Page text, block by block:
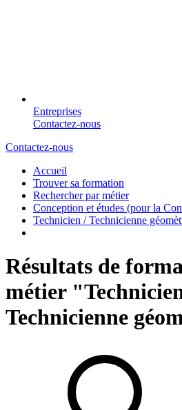
Entreprises
Contactez-nous
Contactez-nous
Accueil
Trouver sa formation
Rechercher par métier
Conception et études (pour la
Technicien / Technicienne
Résultats de
métier
Technicienne